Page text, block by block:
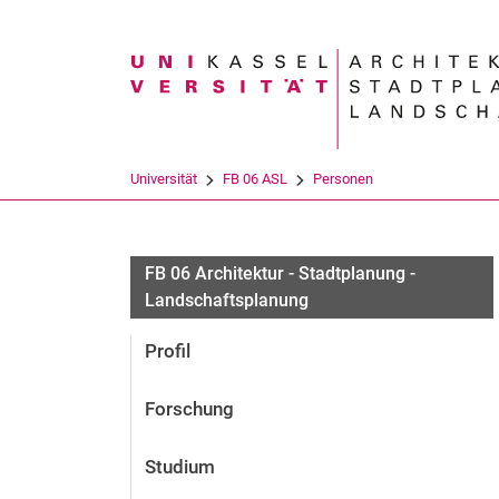
Suchbegriff
Universität FB 06 ASL Personen
FB 06 Architektur - Stadtplanung -
Landschaftsplanung
Profil
Forschung
Studium